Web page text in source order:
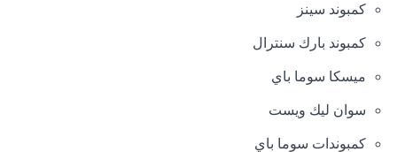
كمبوند سينز
كمبوند بارك سنترال
ميسكا سوما باي
سوان ليك ويست
كمبوندات سوما باي